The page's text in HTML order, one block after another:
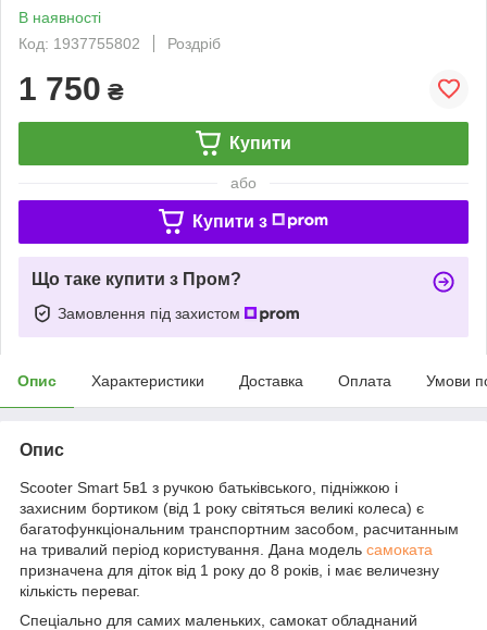
В наявності
Код: 1937755802
Роздріб
1 750 ₴
Купити
або
Купити з
Що таке купити з Пром?
Замовлення під захистом
Опис Характеристики Доставка Оплата Умови
Опис
Scooter Smart 5в1 з ручкою батьківського, підніжкою і
захисним бортиком (від 1 року світяться великі колеса) є
багатофункціональним транспортним засобом, расчитанным
на тривалий період користування. Дана модель самоката
призначена для діток від 1 року до 8 років, і має величезну
кількість переваг.
Спеціально для самих маленьких, самокат обладнаний